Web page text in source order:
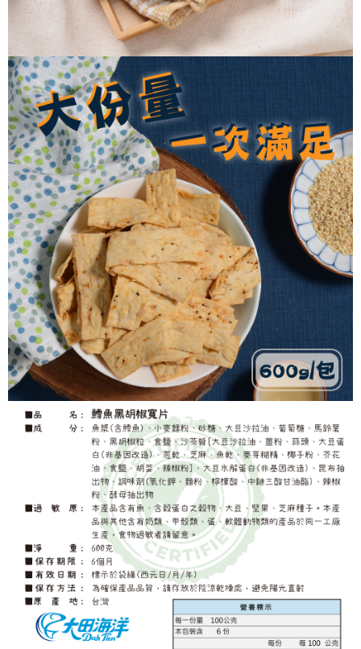
１．透過由恩沛科技股份有限公司提供之「AFTEE先享後付」服務完成之交
易，需依本服務之必要範圍內提供個人資料，並將交易相關給付款項請求債
權轉讓予恩沛科技股份有限公司。
２．關於個人資料處理事宜，請瀏覽以下網址：
https://aftee.tw/terms/#terms3
３．未成年的使用者請事先徵得法定代理人或監護人之同意方可使用
「AFTEE先享後付」，若未經同意申辦者引起之損失，本公司不負相關責
任。
４．使用「AFTEE先享後付」時，將依據個別帳號之用戶狀況，依本公司即
時審查核予不同之上限額度；若仍有額度不足之情形，本公司將視審查結果
請求用戶進行身份認證。
５．嚴禁一人註冊多個帳號或使用他人資訊註冊。若發現惡意使用之情形，
恩沛科技股份有限公司將有權停止該用戶之使用額度並採取法律行動。
每筆NT$150，滿NT$1,200(含以上)免運費